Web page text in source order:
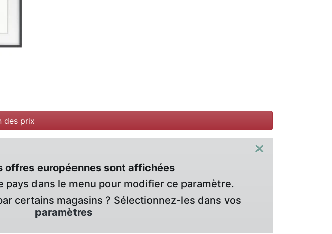
des prix
×
offres européennes sont affichées
pays dans le menu pour modifier ce paramètre.
certains magasins ? Sélectionnez-les dans vos
paramètres